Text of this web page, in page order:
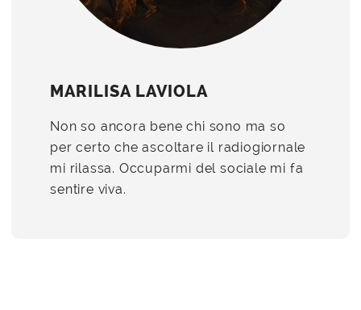
MARILISA LAVIOLA
Non so ancora bene chi sono ma so
per certo che ascoltare il radiogiornale
mi rilassa. Occuparmi del sociale mi fa
sentire viva.